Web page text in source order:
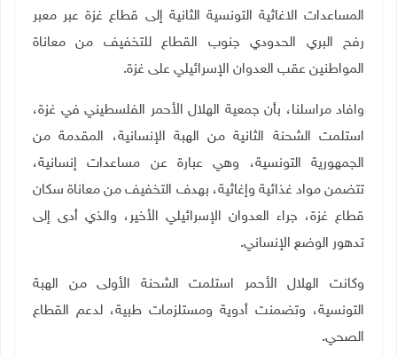
المساعدات الاغاثية التونسية الثانية إلى قطاع غزة عبر معبر
رفح البري الحدودي جنوب القطاع للتخفيف من معاناة
المواطنين عقب العدوان الإسرائيلي على غزة.
وافاد مراسلنا، بأن جمعية الهلال الأحمر الفلسطيني في غزة،
استلمت الشحنة الثانية من الهبة الإنسانية، المقدمة من
الجمهورية التونسية، وهي عبارة عن مساعدات إنسانية،
تتضمن مواد غذائية وإغاثية، بهدف التخفيف من معاناة سكان
قطاع غزة، جراء العدوان الإسرائيلي الأخير، والذي أدى إلى
تدهور الوضع الإنساني.
وكانت الهلال الأحمر استلمت الشحنة الأولى من الهبة
التونسية، وتضمنت أدوية ومستلزمات طبية، لدعم القطاع
الصحي.